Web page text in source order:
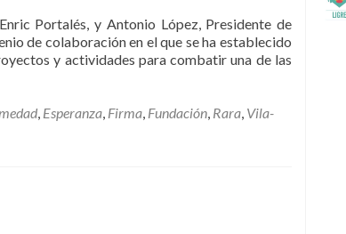
Portalés, y Antonio López, Presidente de
de colaboración en el que se ha establecido
y actividades para combatir una de las
, Esperanza, Firma, Fundación, Rara, Vila-